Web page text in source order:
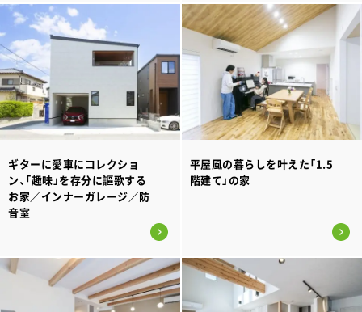
ギターに愛車にコレクショ
ン、「趣味」を存分に謳歌する
お家／インナーガレージ／防
音室
平屋風の暮らしを叶えた「1.5
階建て」の家